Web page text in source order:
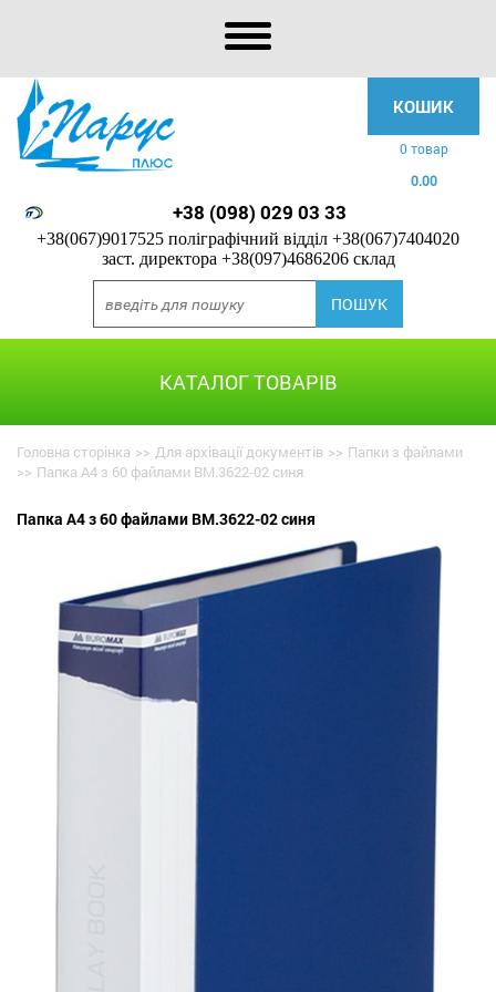
КОШИК
0 товар
0.00
+38 (098) 029 03 33
+38(067)9017525 поліграфічний відділ +38(067)7404020
заст. директора +38(097)4686206 склад
КАТАЛОГ ТОВАРІВ
Головна сторінка >> Для архівації документів >> Папки з файлами
>> Папка А4 з 60 файлами BM.3622-02 синя
Папка А4 з 60 файлами BM.3622-02 синя